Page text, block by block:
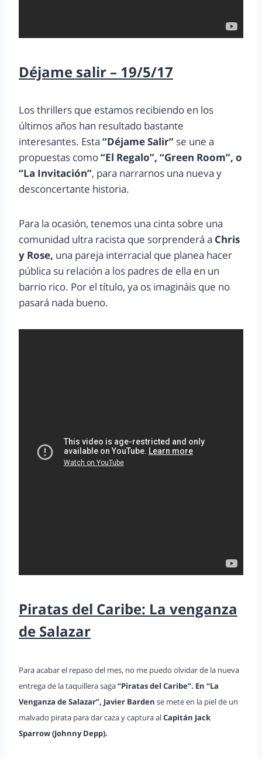
Déjame salir – 19/5/17
Los thrillers que estamos recibiendo en los
últimos años han resultado bastante
interesantes. Esta “Déjame Salir” se une a
propuestas como“El Regalo”, “Green Room”, o
“La Invitación”, para narrarnos una nueva y
desconcertante historia.
Para la ocasión, tenemos una cinta sobre una
comunidad ultra racista que sorprenderá a Chris
y Rose, una pareja interracial que planea hacer
pública su relación a los padres de ella en un
barrio rico. Por el título, ya os imagináis que no
pasará nada bueno.
Piratas del Caribe: La venganza
de Salazar
Para acabar el repaso del mes, no me puedo olvidar de la nueva
entrega de la taquillera saga“Piratas del Caribe”. En “La
Venganza de Salazar”, Javier Barden se mete en la piel de un
malvado pirata para dar caza y captura alCapitán Jack
Sparrow (Johnny Depp).